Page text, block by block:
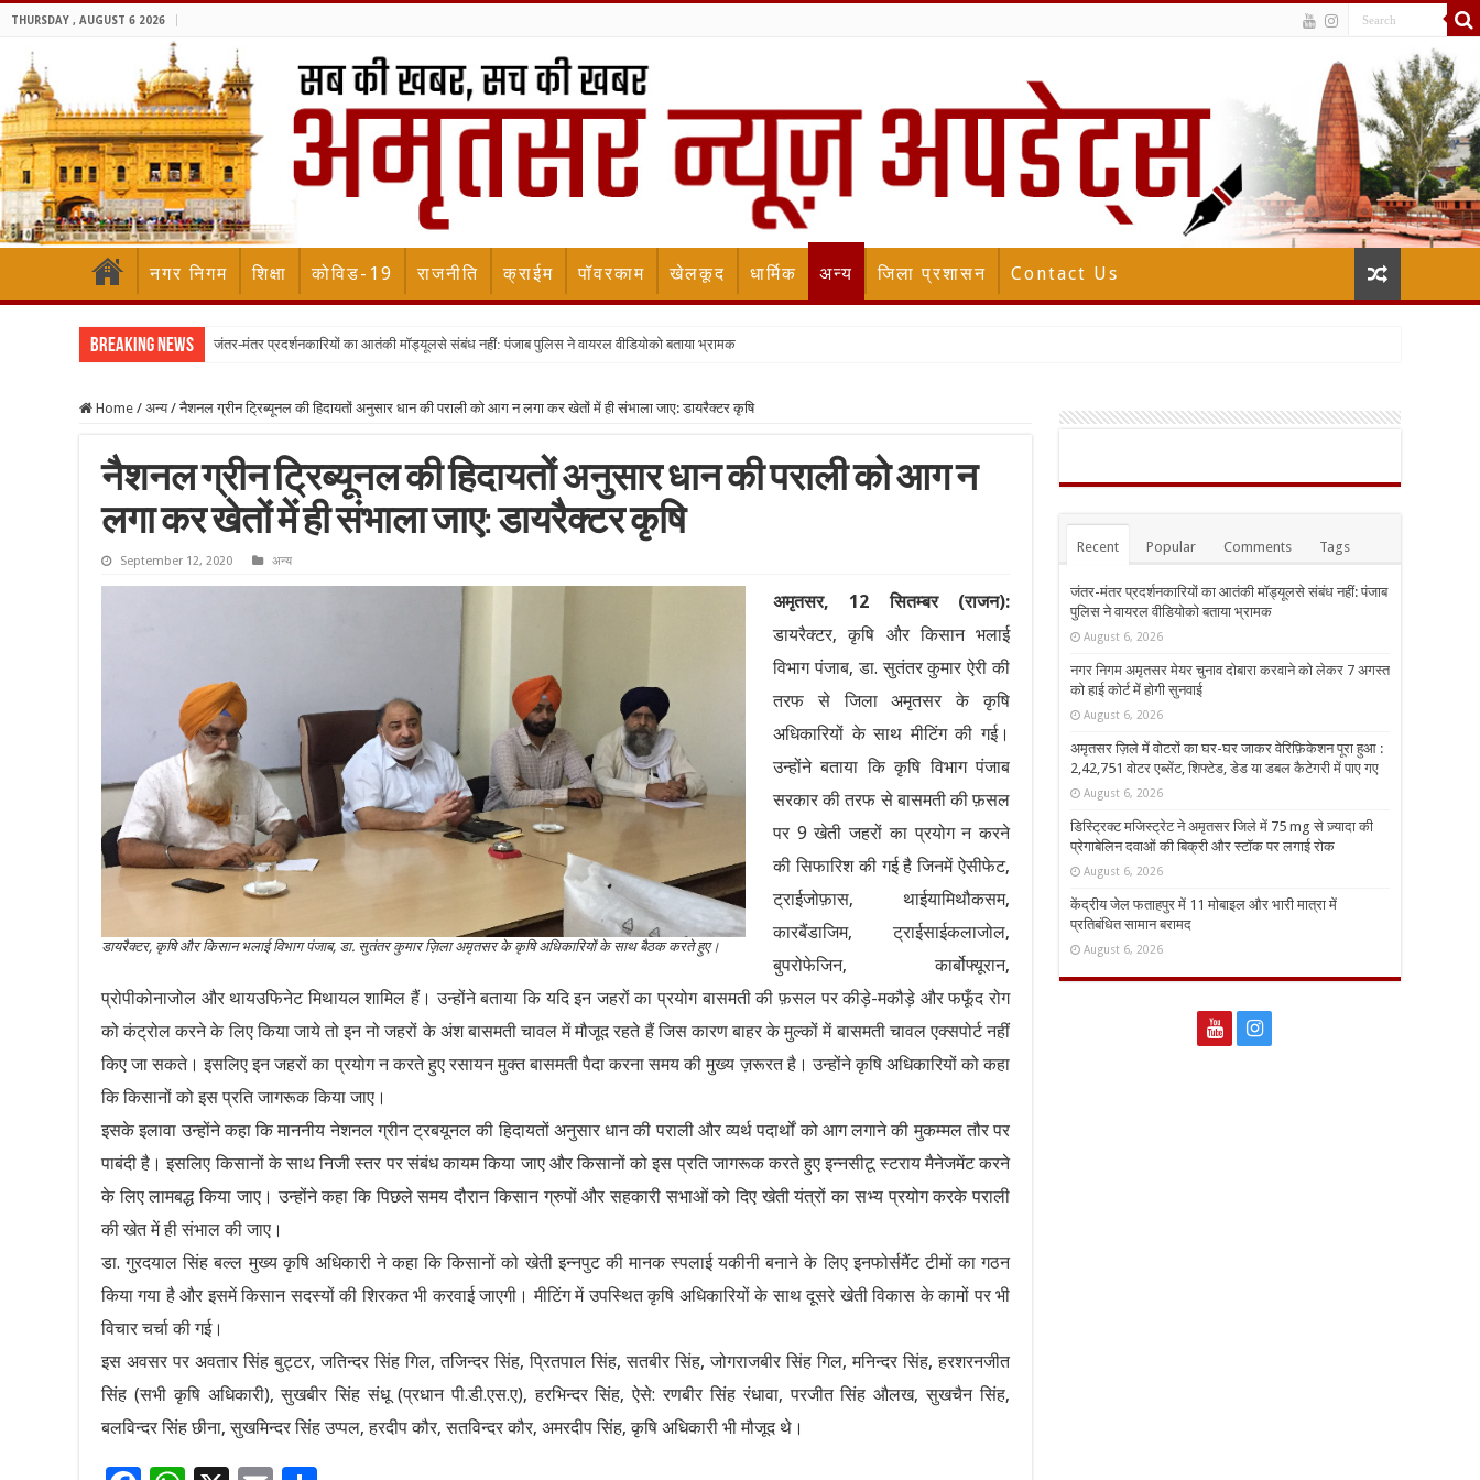
THURSDAY , AUGUST 6 2026
नगर निगम शिक्षा कोविड-19 राजनीति क्राईम पॉवरकाम खेलकूद धार्मिक अन्य जिला प्रशासन Contact Us
Breaking News जंतर-मंतर प्रदर्शनकारियों का आतंकी मॉड्यूलसे संबंध नहीं: पंजाब पुलिस ने वायरल वीडियोको बताया भ्रामक
Home / अन्य / नैशनल ग्रीन ट्रिब्यूनल की हिदायतों अनुसार धान की पराली को आग न लगा कर खेतों में ही संभाला जाए: डायरैक्टर कृषि
नैशनल ग्रीन ट्रिब्यूनल की हिदायतों अनुसार धान की पराली को आग न
लगा कर खेतों में ही संभाला जाए: डायरैक्टर कृषि
September 12, 2020 अन्य
डायरैक्टर, कृषि और किसान भलाई विभाग पंजाब, डा. सुतंतर कुमार ज़िला अमृतसर के कृषि अधिकारियों के साथ बैठक करते हुए।
अमृतसर, 12 सितम्बर (राजन):
डायरैक्टर, कृषि और किसान भलाई
विभाग पंजाब, डा. सुतंतर कुमार ऐरी की
तरफ से जिला अमृतसर के कृषि
अधिकारियों के साथ मीटिंग की गई।
उन्होंने बताया कि कृषि विभाग पंजाब
सरकार की तरफ से बासमती की फ़सल
पर 9 खेती जहरों का प्रयोग न करने
की सिफारिश की गई है जिनमें ऐसीफेट,
ट्राईजोफ़ास, थाईयामिथौकसम,
कारबैंडाजिम, ट्राईसाईकलाजोल,
बुपरोफेजिन, कार्बोफ्यूरान,
प्रोपीकोनाजोल और थायउफिनेट मिथायल शामिल हैं। उन्होंने बताया कि यदि इन जहरों का प्रयोग बासमती की फ़सल पर कीड़े-मकौड़े और फफूँद रोग
को कंट्रोल करने के लिए किया जाये तो इन नो जहरों के अंश बासमती चावल में मौजूद रहते हैं जिस कारण बाहर के मुल्कों में बासमती चावल एक्सपोर्ट नहीं
किए जा सकते। इसलिए इन जहरों का प्रयोग न करते हुए रसायन मुक्त बासमती पैदा करना समय की मुख्य ज़रूरत है। उन्होंने कृषि अधिकारियों को कहा
कि किसानों को इस प्रति जागरूक किया जाए।
इसके इलावा उन्होंने कहा कि माननीय नेशनल ग्रीन ट्रबयूनल की हिदायतों अनुसार धान की पराली और व्यर्थ पदार्थों को आग लगाने की मुकम्मल तौर पर
पाबंदी है। इसलिए किसानों के साथ निजी स्तर पर संबंध कायम किया जाए और किसानों को इस प्रति जागरूक करते हुए इन्नसीटू स्टराय मैनेजमेंट करने
के लिए लामबद्ध किया जाए। उन्होंने कहा कि पिछले समय दौरान किसान ग्रुपों और सहकारी सभाओं को दिए खेती यंत्रों का सभ्य प्रयोग करके पराली
की खेत में ही संभाल की जाए।
डा. गुरदयाल सिंह बल्ल मुख्य कृषि अधिकारी ने कहा कि किसानों को खेती इन्नपुट की मानक स्पलाई यकीनी बनाने के लिए इनफोर्समैंट टीमों का गठन
किया गया है और इसमें किसान सदस्यों की शिरकत भी करवाई जाएगी। मीटिंग में उपस्थित कृषि अधिकारियों के साथ दूसरे खेती विकास के कामों पर भी
विचार चर्चा की गई।
इस अवसर पर अवतार सिंह बुट्टर, जतिन्दर सिंह गिल, तजिन्दर सिंह, प्रितपाल सिंह, सतबीर सिंह, जोगराजबीर सिंह गिल, मनिन्दर सिंह, हरशरनजीत
सिंह (सभी कृषि अधिकारी), सुखबीर सिंह संधू (प्रधान पी.डी.एस.ए), हरभिन्दर सिंह, ऐसे: रणबीर सिंह रंधावा, परजीत सिंह औलख, सुखचैन सिंह,
बलविन्दर सिंह छीना, सुखमिन्दर सिंह उप्पल, हरदीप कौर, सतविन्दर कौर, अमरदीप सिंह, कृषि अधिकारी भी मौजूद थे।
Recent Popular Comments Tags
जंतर-मंतर प्रदर्शनकारियों का आतंकी मॉड्यूलसे संबंध नहीं: पंजाब
पुलिस ने वायरल वीडियोको बताया भ्रामक
August 6, 2026
नगर निगम अमृतसर मेयर चुनाव दोबारा करवाने को लेकर 7 अगस्त
को हाई कोर्ट में होगी सुनवाई
August 6, 2026
अमृतसर ज़िले में वोटरों का घर-घर जाकर वेरिफ़िकेशन पूरा हुआ :
2,42,751 वोटर एब्सेंट, शिफ्टेड, डेड या डबल कैटेगरी में पाए गए
August 6, 2026
डिस्ट्रिक्ट मजिस्ट्रेट ने अमृतसर जिले में 75 mg से ज़्यादा की
प्रेगाबेलिन दवाओं की बिक्री और स्टॉक पर लगाई रोक
August 6, 2026
केंद्रीय जेल फताहपुर में 11 मोबाइल और भारी मात्रा में
प्रतिबंधित सामान बरामद
August 6, 2026